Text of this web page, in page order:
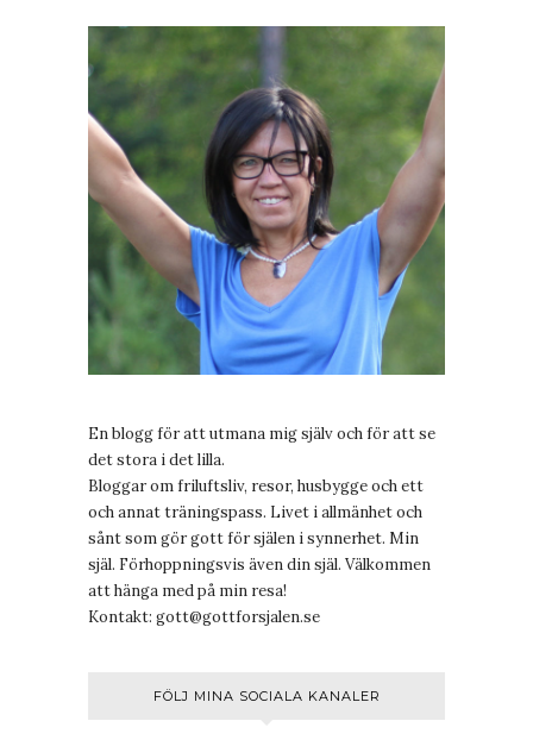
En blogg för att utmana mig själv och för att se
det stora i det lilla.
Bloggar om friluftsliv, resor, husbygge och ett
och annat träningspass. Livet i allmänhet och
sånt som gör gott för själen i synnerhet. Min
själ. Förhoppningsvis även din själ. Välkommen
att hänga med på min resa!
Kontakt: gott@gottforsjalen.se
FÖLJ MINA SOCIALA KANALER